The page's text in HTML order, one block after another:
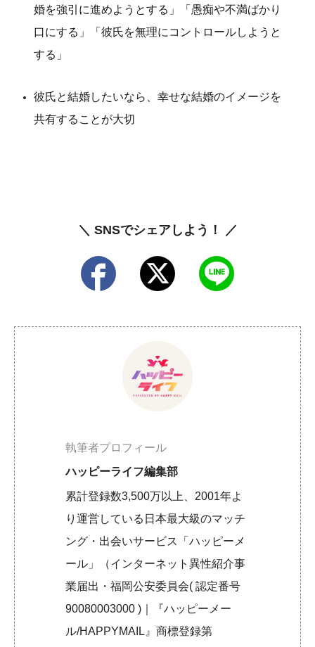
婚を強引に進めようとする」「愚痴や不満ばかり
口にする」「彼氏を無理にコントロールしようと
する」
彼氏と結婚したいなら、幸せな結婚のイメージを
共有することが大切
＼ SNSでシェアしよう！ ／
執筆者プロフィール
ハッピーライフ編集部
累計登録数3,500万以上、2001年よ
り運営している日本最大級のマッチ
ング・出会いサービス「ハッピーメ
ール」（インターネット異性紹介事
業届出・福岡公安委員会( 認定番号
90080003000 )｜『ハッピーメー
ル/HAPPYMAIL』商標登録第